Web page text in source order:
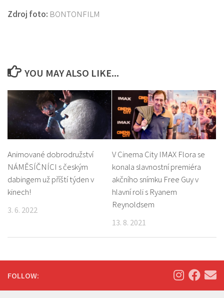
Zdroj foto: BONTONFILM
YOU MAY ALSO LIKE...
Animované dobrodružství
NÁMĚSÍČNÍCI s českým
dabingem už příští týden v
kinech!
3. 6. 2022
V Cinema City IMAX Flora se
konala slavnostní premiéra
akčního snímku Free Guy v
hlavní roli s Ryanem
Reynoldsem
13. 8. 2021
FOLLOW: